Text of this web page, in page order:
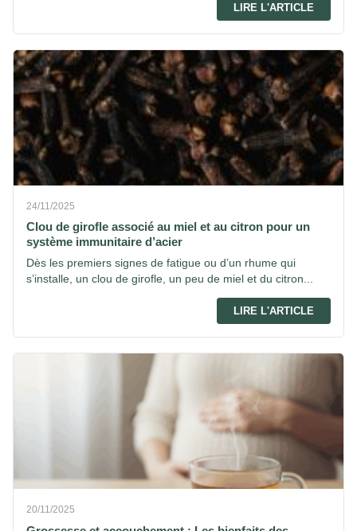
LIRE L'ARTICLE
24/11/2025
Clou de girofle associé au miel et au citron pour un
système immunitaire d’acier
Dès les premiers signes de fatigue ou d’un rhume qui
s’installe, un clou de girofle, un peu de miel et du citron...
LIRE L'ARTICLE
20/11/2025